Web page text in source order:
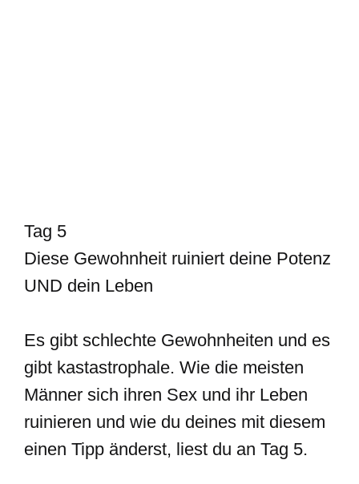
Tag 5
Diese Gewohnheit ruiniert deine Potenz
UND dein Leben
Es gibt schlechte Gewohnheiten und es
gibt kastastrophale. Wie die meisten
Männer sich ihren Sex und ihr Leben
ruinieren und wie du deines mit diesem
einen Tipp änderst, liest du an Tag 5.